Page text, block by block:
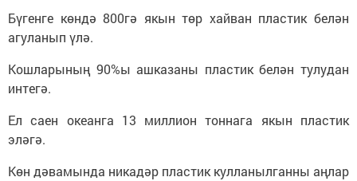
Бүгенге көндә 800гә якын төр хайван пластик белән
агуланып үлә.
Кошларының 90%ы ашказаны пластик белән тулудан
интегә.
Ел саен океанга 13 миллион тоннага якын пластик
эләгә.
Көн дәвамында никадәр пластик кулланылганны аңлар